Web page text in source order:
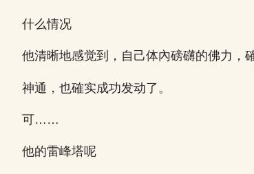
什么情况
他清晰地感觉到，自己体內磅礴的佛力，
神通，也確实成功发动了。
可……
他的雷峰塔呢